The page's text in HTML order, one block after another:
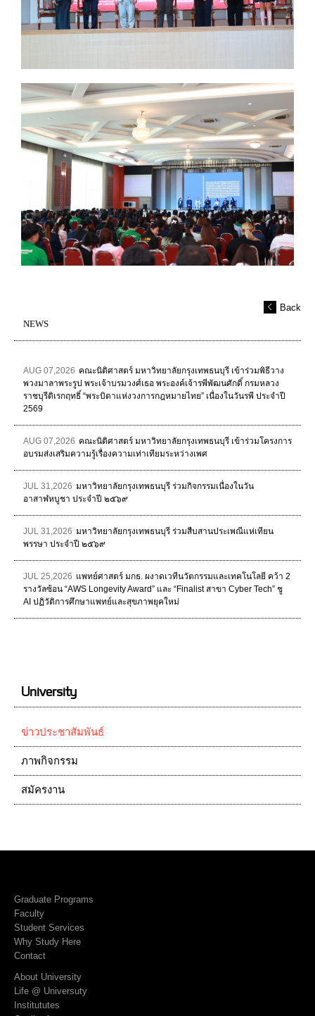
Back
NEWS
AUG 07,2026 คณะนิติศาสตร์ มหาวิทยาลัยกรุงเทพธนบุรี เข้าร่วมพิธีวาง
พวงมาลาพระรูป พระเจ้าบรมวงศ์เธอ พระองค์เจ้ารพีพัฒนศักดิ์ กรมหลวง
ราชบุรีดิเรกฤทธิ์ “พระบิดาแห่งวงการกฎหมายไทย” เนื่องในวันรพี ประจำปี
2569
AUG 07,2026 คณะนิติศาสตร์ มหาวิทยาลัยกรุงเทพธนบุรี เข้าร่วมโครงการ
อบรมส่งเสริมความรู้เรื่องความเท่าเทียมระหว่างเพศ
JUL 31,2026 มหาวิทยาลัยกรุงเทพธนบุรี ร่วมกิจกรรมเนื่องในวัน
อาสาฬหบูชา ประจำปี ๒๕๖๙
JUL 31,2026 มหาวิทยาลัยกรุงเทพธนบุรี ร่วมสืบสานประเพณีแห่เทียน
พรรษา ประจำปี ๒๕๖๙
JUL 25,2026 แพทย์ศาสตร์ มกธ. ผงาดเวทีนวัตกรรมและเทคโนโลยี คว้า 2
รางวัลซ้อน “AWS Longevity Award” และ “Finalist สาขา Cyber Tech” ชู
AI ปฏิวัติการศึกษาแพทย์และสุขภาพยุคใหม่
University
ข่าวประชาสัมพันธ์
ภาพกิจกรรม
สมัครงาน
Graduate Programs
Faculty
Student Services
Why Study Here
Contact
About University
Life @ Universuty
Institututes